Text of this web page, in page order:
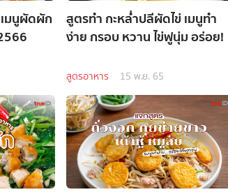
มนูผัดผัก
สูตรทำ กะหล่ำปลีผัดไข่ เมนูทำ
ง่าย กรอบ หวาน ไข่ฟูนุ่ม อร่อย!
สูตรอาหาร 15 พ.ย. 65